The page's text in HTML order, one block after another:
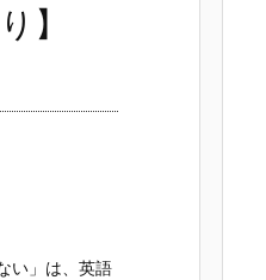
】
い」は、英語